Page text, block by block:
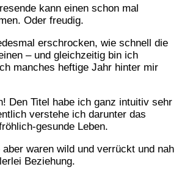
kann einen schon mal
Oder freudig.
erschrocken, wie schnell die
– und gleichzeitig bin ich
manches heftige Jahr hinter mir
Den Titel habe ich ganz intuitiv sehr
verstehe ich darunter das
gesunde Leben.
waren wild und verrückt und nah
Beziehung.